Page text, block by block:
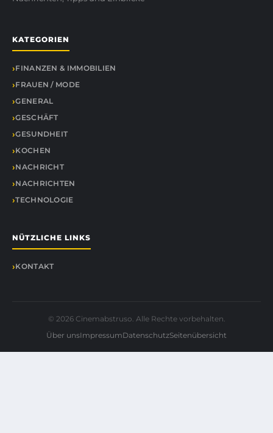
KATEGORIEN
FINANZEN & IMMOBILIEN
FRAUEN / MODE
GENERAL
GESCHÄFT
GESUNDHEIT
KOCHEN
NACHRICHT
NACHRICHTEN
TECHNOLOGIE
NÜTZLICHE LINKS
KONTAKT
© 2026 Cinemabstruso. Alle Rechte vorbehalten.
Über unsImpressumDatenschutzSeitenübersicht